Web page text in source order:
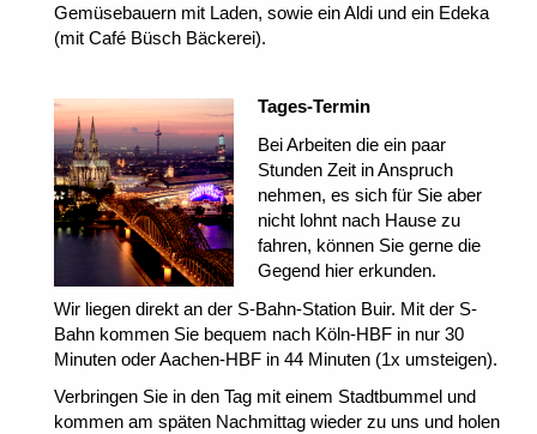
Gemüsebauern mit Laden, sowie ein Aldi und ein Edeka
(mit Café Büsch Bäckerei).
Tages-Termin
Bei Arbeiten die ein paar
Stunden Zeit in Anspruch
nehmen, es sich für Sie aber
nicht lohnt nach Hause zu
fahren, können Sie gerne die
Gegend hier erkunden.
Wir liegen direkt an der S-Bahn-Station Buir. Mit der S-
Bahn kommen Sie bequem nach Köln-HBF in nur 30
Minuten oder Aachen-HBF in 44 Minuten (1x umsteigen).
Verbringen Sie in den Tag mit einem Stadtbummel und
kommen am späten Nachmittag wieder zu uns und holen